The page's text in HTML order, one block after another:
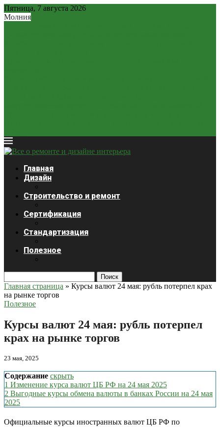
Пятница, 7 августа 2026
Молния
Главная
Дизайн
Строительство и ремонт
Сертификация
Стандартизация
Полезное
Поиск
Главная страница » Курсы валют 24 мая: рубль потерпел крах
на рынке торгов
Полезное
Курсы валют 24 мая: рубль потерпел
крах на рынке торгов
23 мая, 2025
Содержание скрыть
1 Изменение курса валют ЦБ РФ на 24 мая 2025
2 Выгодные курсы обмена валюты в банках России на 24 мая
2025
Официальные курсы иностранных валют ЦБ РФ по